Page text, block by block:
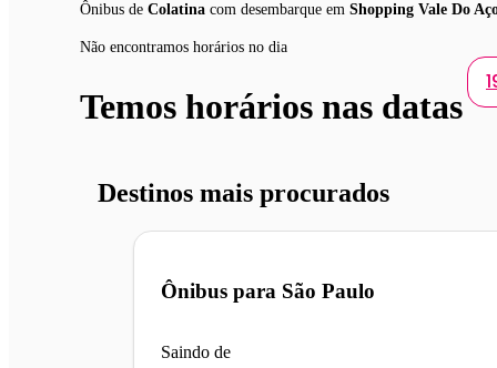
Ônibus de Colatina com desembarque em Shopping Vale Do
Não encontramos horários no dia
Temos horários nas datas
Destinos mais procurados
Ônibus para São Paulo
Saindo de